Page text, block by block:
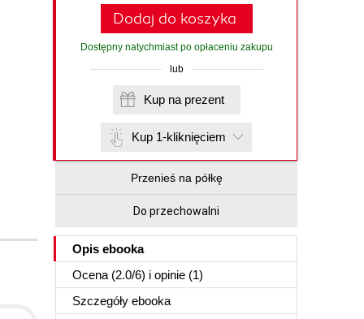
Dodaj do koszyka
Dostępny natychmiast po opłaceniu zakupu
lub
Kup na prezent
Kup 1-kliknięciem
Przenieś na półkę
Do przechowalni
Opis ebooka
Ocena (2.0/6) i opinie (1)
Szczegóły ebooka